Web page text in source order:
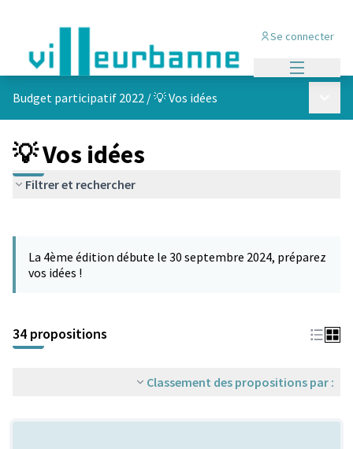
Se connecter
Budget participatif 2022 /💡 Vos idées
💡 Vos idées
Filtrer et rechercher
−
La 4ème édition débute le 30 septembre 2024, préparez
vos idées !
34 propositions
Classement des propositions par :